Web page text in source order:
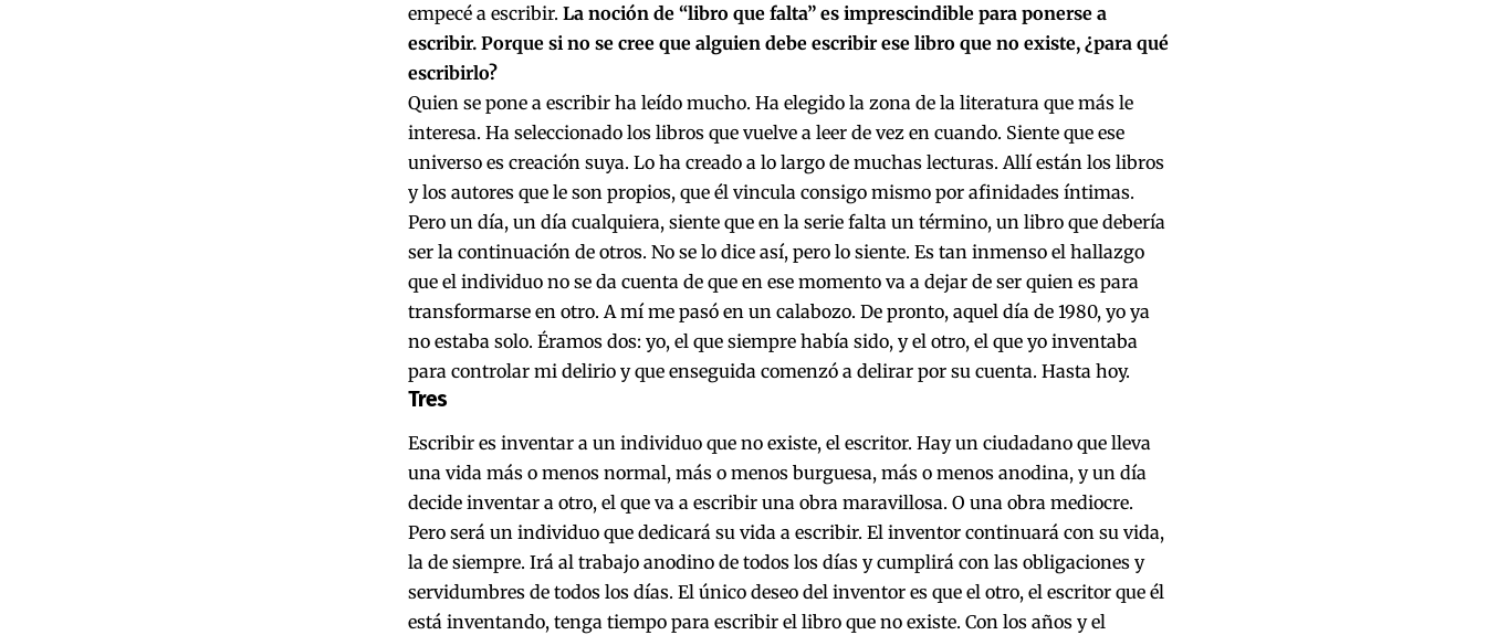
empecé a escribir. La noción de “libro que falta” es imprescindible para ponerse a
escribir. Porque si no se cree que alguien debe escribir ese libro que no existe, ¿para qué
escribirlo?
Quien se pone a escribir ha leído mucho. Ha elegido la zona de la literatura que más le
interesa. Ha seleccionado los libros que vuelve a leer de vez en cuando. Siente que ese
universo es creación suya. Lo ha creado a lo largo de muchas lecturas. Allí están los libros
y los autores que le son propios, que él vincula consigo mismo por afinidades íntimas.
Pero un día, un día cualquiera, siente que en la serie falta un término, un libro que debería
ser la continuación de otros. No se lo dice así, pero lo siente. Es tan inmenso el hallazgo
que el individuo no se da cuenta de que en ese momento va a dejar de ser quien es para
transformarse en otro. A mí me pasó en un calabozo. De pronto, aquel día de 1980, yo ya
no estaba solo. Éramos dos: yo, el que siempre había sido, y el otro, el que yo inventaba
para controlar mi delirio y que enseguida comenzó a delirar por su cuenta. Hasta hoy.
Tres
Escribir es inventar a un individuo que no existe, el escritor. Hay un ciudadano que lleva
una vida más o menos normal, más o menos burguesa, más o menos anodina, y un día
decide inventar a otro, el que va a escribir una obra maravillosa. O una obra mediocre.
Pero será un individuo que dedicará su vida a escribir. El inventor continuará con su vida,
la de siempre. Irá al trabajo anodino de todos los días y cumplirá con las obligaciones y
servidumbres de todos los días. El único deseo del inventor es que el otro, el escritor que él
está inventando, tenga tiempo para escribir el libro que no existe. Con los años y el